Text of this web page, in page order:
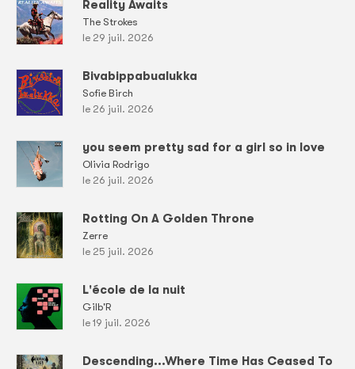
Reality Awaits
The Strokes
le 29 juil. 2026
Bivabippabualukka
Sofie Birch
le 26 juil. 2026
you seem pretty sad for a girl so in love
Olivia Rodrigo
le 26 juil. 2026
Rotting On A Golden Throne
Zerre
le 25 juil. 2026
L'école de la nuit
Gilb'R
le 19 juil. 2026
Descending...Where Time Has Ceased To